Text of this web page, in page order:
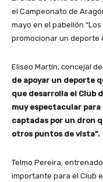
el Campeonato de
mayo en el pabellón
promocionar un deporte
Eliseo Martín, concejal
de apoyar un deporte
que desarrolla el Club
muy espectacular para
captadas por un dron
otros puntos de vista”.
Telmo Pereira,
importante para el Club